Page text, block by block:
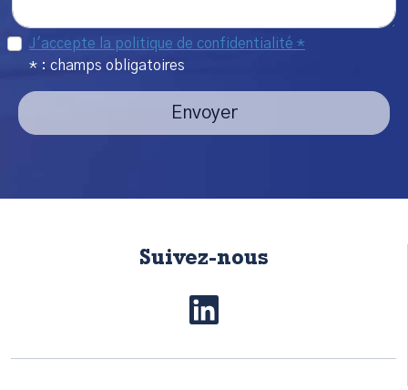
J'accepte la politique de confidentialité *
* : champs obligatoires
Envoyer
Suivez-nous